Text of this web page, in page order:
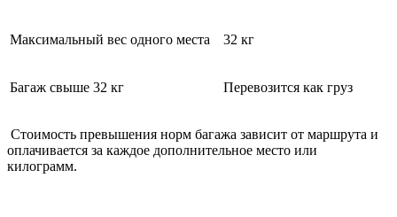
Максимальный вес одного места 32 кг
Багаж свыше 32 кг Перевозится как груз
Стоимость превышения норм багажа зависит от маршрута и
оплачивается за каждое дополнительное место или
килограмм.